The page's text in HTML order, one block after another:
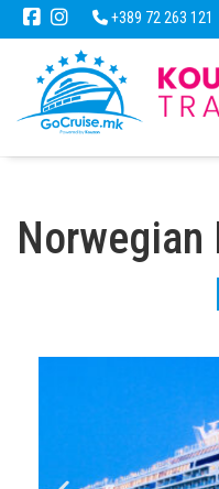
+389 72 263 121
Norwegian